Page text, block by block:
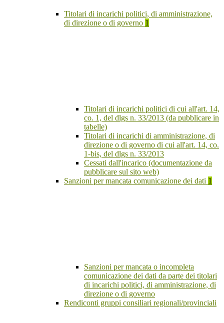
Titolari di incarichi politici, di amministrazione,
di direzione o di governo 1
Titolari di incarichi politici di cui all'art. 14,
co. 1, del dlgs n. 33/2013 (da pubblicare in
tabelle)
Titolari di incarichi di amministrazione, di
direzione o di governo di cui all'art. 14, co.
1-bis, del dlgs n. 33/2013
Cessati dall'incarico (documentazione da
pubblicare sul sito web)
Sanzioni per mancata comunicazione dei dati 1
Sanzioni per mancata o incompleta
comunicazione dei dati da parte dei titolari
di incarichi politici, di amministrazione, di
direzione o di governo
Rendiconti gruppi consiliari regionali/provinciali